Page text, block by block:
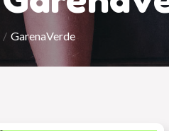
GarenaVerde